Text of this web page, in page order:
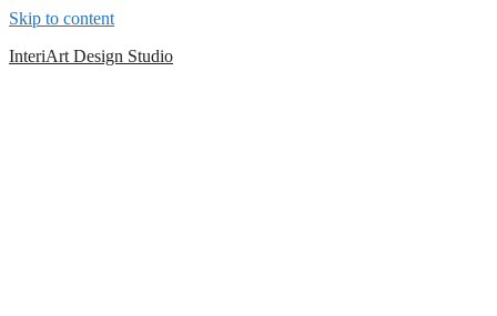
Skip to content
InteriArt Design Studio